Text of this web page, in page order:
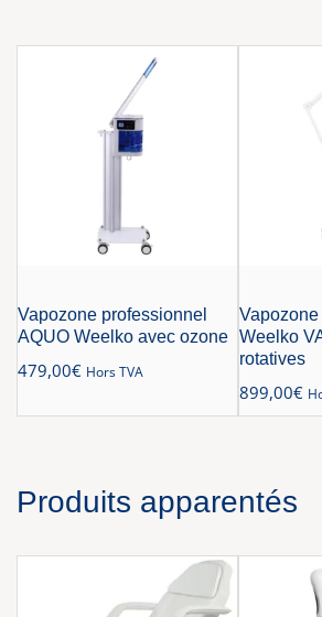
Vapozone professionnel
AQUO Weelko avec ozone
479,00€ Hors TVA
Vapozone
Weelko
rotatives
899,00€
Produits apparentés